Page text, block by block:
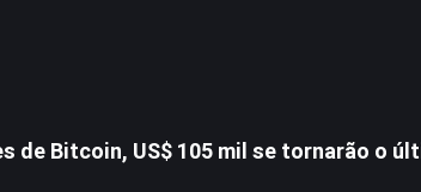
de Bitcoin, US$ 105 mil se tornarão o